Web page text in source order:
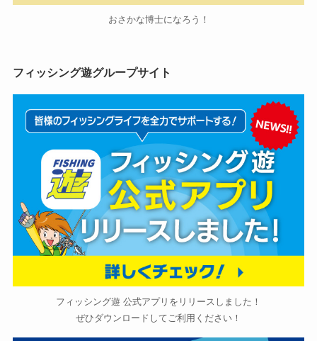
おさかな博士になろう！
フィッシング遊グループサイト
フィッシング遊 公式アプリをリリースしました！
ぜひダウンロードしてご利用ください！